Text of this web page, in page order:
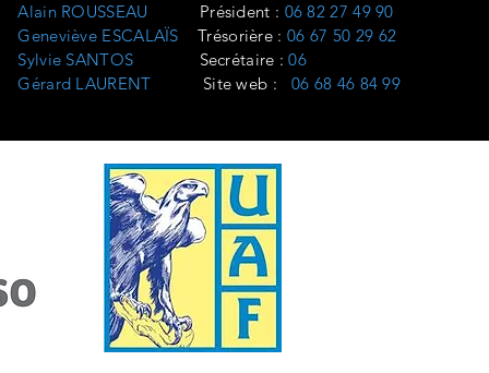
Alain ROUSSEAU Président : 06 82 27 49 90
Geneviève ESCALAÏS
Trésorière : 06 67 50 29 62
Sylvie SANTOS
Secrétaire :06
Gérard LAURENT
Site web : 06 68 46 84 99